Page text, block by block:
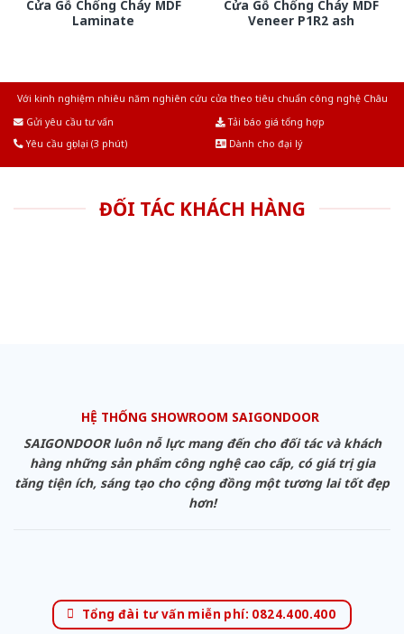
Cửa Gỗ Chống Cháy MDF
Laminate
Cửa Gỗ Chống Cháy MDF
Veneer P1R2 ash
Với kinh nghiệm nhiêu năm nghiên cứu cửa theo tiêu chuẩn công nghệ Châu
Gửi yêu cầu tư vấn
Tải báo giá tổng hợp
Yêu cầu gọi lại (3 phút)
Dành cho đại lý
ĐỐI TÁC KHÁCH HÀNG
HỆ THỐNG SHOWROOM SAIGONDOOR
SAIGONDOOR luôn nỗ lực mang đến cho đối tác và khách
hàng những sản phẩm công nghệ cao cấp, có giá trị gia
tăng tiện ích, sáng tạo cho cộng đồng một tương lai tốt đẹp
hơn!
Tổng đài tư vấn miễn phí: 0824.400.400